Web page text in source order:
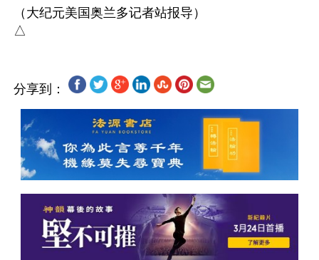
（大纪元美国奥兰多记者站报导）
分享到：